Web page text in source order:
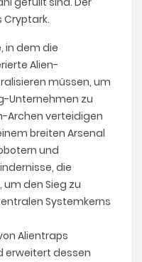
Cryptark.
in dem die
Alien-
müssen, um
Unternehmen zu
Archen verteidigen
breiten Arsenal
und
die
den Sieg zu
Systemkerns
Alientraps
erweitert dessen